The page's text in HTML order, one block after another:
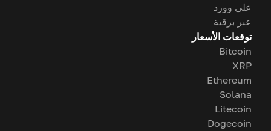
على وورد
عبر برقية
توقعات الأسعار
Bitcoin
XRP
Ethereum
Solana
Litecoin
Dogecoin